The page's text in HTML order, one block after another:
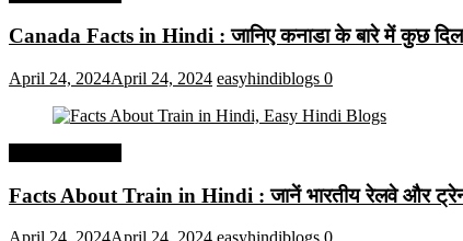
Canada Facts in Hindi : जानिए कनाडा के बारे में कुछ
April 24, 2024April 24, 2024 easyhindiblogs 0
Facts About Train in Hindi : जानें भारतीय रेलवे और